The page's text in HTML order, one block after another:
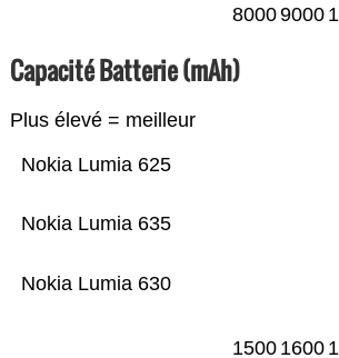
80009000
Capacité Batterie (mAh)
Plus élevé = meilleur
Nokia Lumia 630
Nokia Lumia 635
Nokia Lumia 625
1500 1600